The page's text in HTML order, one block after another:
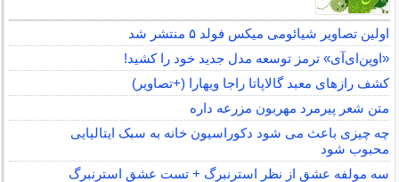
اولین تصاویر شیائومی میکس فولد ۵ منتشر شد
«اوپن‌ای‌آی» ترمز توسعه مدل جدید خود را کشید!
کشف رازهای معبد گالاپاتا راجا ویهارا (+تصاویر)
متن شعر پیرمرد مهربون مزرعه داره
چه چیزی باعث می شود دکوراسیون خانه به سبک ایتالیایی
محبوب شود
سه مولفه عشق از نظر استرنبرگ + تست عشق استرنبرگ